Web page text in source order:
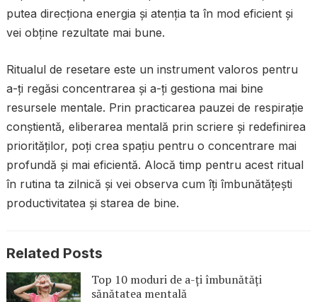
putea direcționa energia și atenția ta în mod eficient și
vei obține rezultate mai bune.
Ritualul de resetare este un instrument valoros pentru
a-ți regăsi concentrarea și a-ți gestiona mai bine
resursele mentale. Prin practicarea pauzei de respirație
conștientă, eliberarea mentală prin scriere și redefinirea
priorităților, poți crea spațiu pentru o concentrare mai
profundă și mai eficientă. Alocă timp pentru acest ritual
în rutina ta zilnică și vei observa cum îți îmbunătățești
productivitatea și starea de bine.
Related Posts
Top 10 moduri de a-ți îmbunătăți
sănătatea mentală